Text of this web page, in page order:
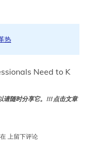
热
Need to K
请随时分享它。!!! 点击文章
在 Dengvaxia:
上留下评论